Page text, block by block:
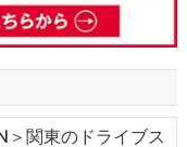
＞関東のドライブス